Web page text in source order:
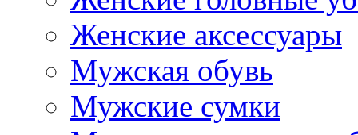
Женские аксессуары
Мужская обувь
Мужские сумки